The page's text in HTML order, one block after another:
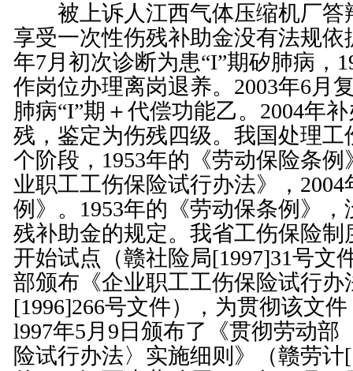
被上诉人江西气体压缩机厂答
享受一次性伤残补助金没有法规依
年7月初次诊断为患“I”期矽肺病，
作岗位办理离岗退养。2003年6月
肺病“I”期＋代偿功能乙。2004年
残，鉴定为伤残四级。我国处理工
个阶段，1953年的《劳动保险条例
业职工工伤保险试行办法》，2004
例 》。1953年的《劳动保条例》
残补助金的规定。我省工伤保险制
开始试点（赣社险局[1997]31号文
部颁布《企业职工工伤保险试行办
[1996]266号文件），为贯彻该文
l997年5月9日颁布了《贯彻劳动部
险试行办法〉实施细则》（赣劳计